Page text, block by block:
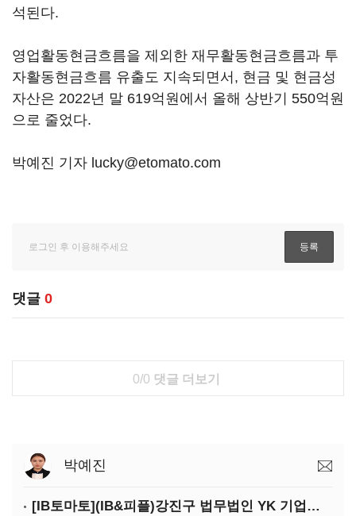
석된다.
영업활동현금흐름을 제외한 재무활동현금흐름과 투
자활동현금흐름 유출도 지속되면서, 현금 및 현금성
자산은 2022년 말 619억원에서 올해 상반기 550억원
으로 줄었다.
박예진 기자 lucky@etomato.com
댓글 0
0/0 댓글 더보기
박예진
[IB토마토](IB&피플)강진구 법무법인 YK 기업거버넌스센터 센터장